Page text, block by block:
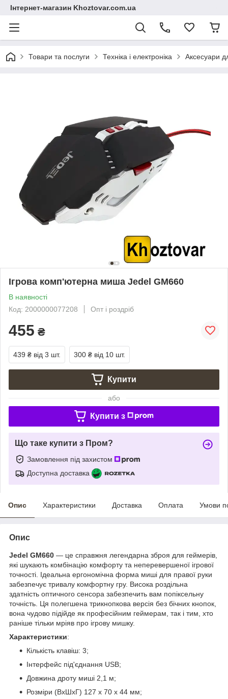
Інтернет-магазин Khoztovar.com.ua
Товари та послуги Техніка і електроніка Аксесуари
Ігрова комп'ютерна миша Jedel GM660
В наявності
Код: 2000000077208
Опт і роздріб
455 ₴
439 ₴ від 3 шт. 300 ₴ від 10 шт.
Купити
або
Купити з
Що таке купити з Пром?
Замовлення під захистом
Доступна доставка
Опис Характеристики Доставка Оплата Умови
Опис
Jedel GM660 — це справжня легендарна зброя для геймерів,
які шукають комбінацію комфорту та неперевершеної ігрової
точності. Ідеальна ергономічна форма миші для правої руки
забезпечує тривалу комфортну гру. Висока роздільна
здатність оптичного сенсора забезпечить вам попіксельну
точність. Ця полегшена трикнопкова версія без бічних кнопок,
вона чудово підійде як професійним геймерам, так і тим, хто
раніше тільки мріяв про ігрову мишку.
Характеристики:
Кількість клавіш: 3;
Інтерфейс під'єднання USB;
Довжина дроту миші 2,1 м;
Розміри (ВхШхГ) 127 x 70 x 44 мм;